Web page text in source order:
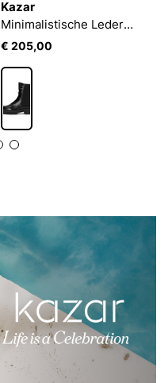
Kazar
Minimalistische Lederstiefel im Militärstil
€ 205,00